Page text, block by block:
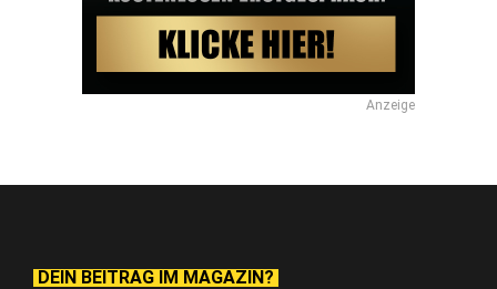
Anzeige
DEIN BEITRAG IM MAGAZIN?